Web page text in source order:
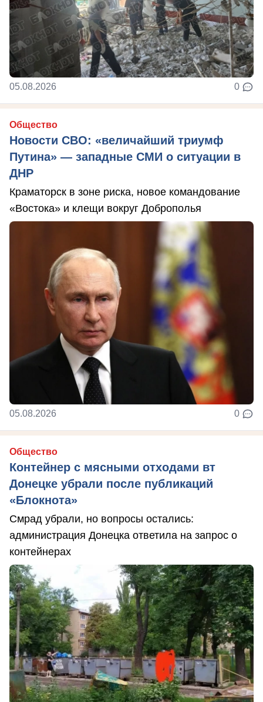
05.08.2026 0
Общество
Новости СВО: «величайший триумф
Путина» — западные СМИ о ситуации в
ДНР
Краматорск в зоне риска, новое командование
«Востока» и клещи вокруг Доброполья
05.08.2026 0
Общество
Контейнер с мясными отходами вт
Донецке убрали после публикаций
«Блокнота»
Смрад убрали, но вопросы остались:
администрация Донецка ответила на запрос о
контейнерах